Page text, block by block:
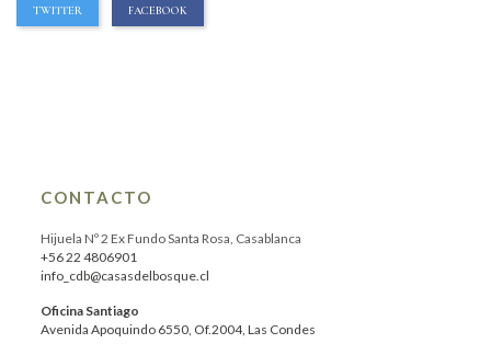
TWITTER FACEBOOK
CONTACTO
Hijuela Nº 2 Ex Fundo Santa Rosa, Casablanca
+56 22 4806901
info_cdb@casasdelbosque.cl
Oficina Santiago
Avenida Apoquindo 6550, Of.2004, Las Condes